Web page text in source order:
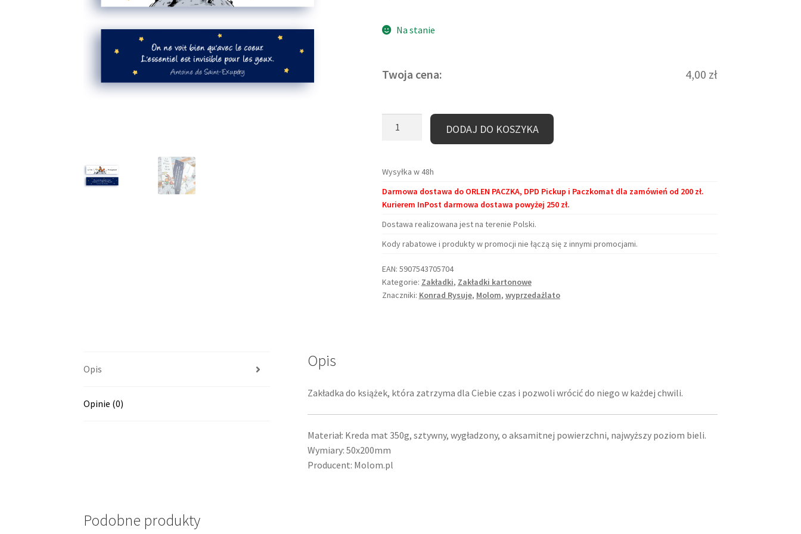
Na stanie
Twoja cena: 4,00 zł
Mały
muszkieter
(poziomo)
DODAJ DO KOSZYKA
Wysyłka w 48h
Darmowa dostawa do ORLEN PACZKA, DPD Pickup i Paczkomat dla zamówień od 200 zł.
Kurierem InPost darmowa dostawa powyżej 250 zł.
Dostawa realizowana jest na terenie Polski.
Kody rabatowe i produkty w promocji nie łączą się z innymi promocjami.
EAN: 5907543705704
Kategorie: Zakładki, Zakładki kartonowe
Znaczniki: Konrad Rysuje, Molom, wyprzedażlato
Opis
Opinie (0)
Opis
Zakładka do książek, która zatrzyma dla Ciebie czas i pozwoli wrócić do niego w każdej chwili.
Materiał: Kreda mat 350g, sztywny, wygładzony, o aksamitnej powierzchni, najwyższy poziom bieli.
Wymiary: 50x200mm
Producent: Molom.pl
Podobne produkty